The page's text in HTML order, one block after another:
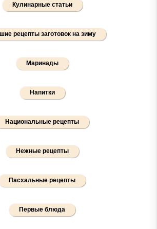
Кулинарные статьи
рецепты заготовок на зиму
Маринады
Напитки
Национальные рецепты
Нежные рецепты
Пасхальные рецепты
Первые блюда